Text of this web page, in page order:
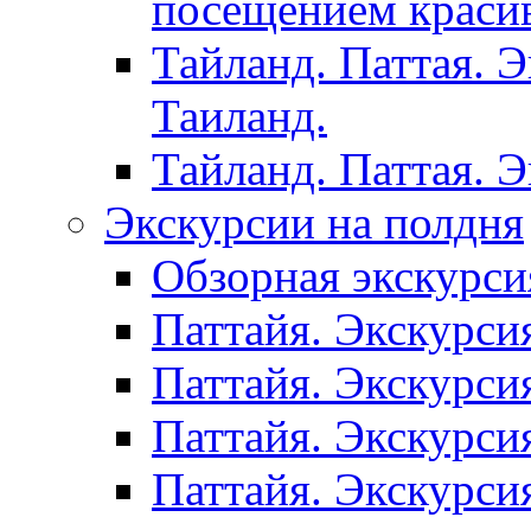
Тайланд. Паттая.
Таиланд.
Тайланд. Паттая.
Экскурсии на полдня
Обзорная
Паттайя.
Паттайя.
Паттайя.
Паттайя.